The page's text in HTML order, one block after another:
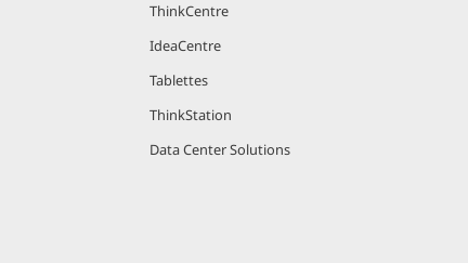
ThinkCentre
IdeaCentre
Tablettes
ThinkStation
Data Center Solutions